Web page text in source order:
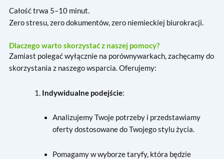
Całość trwa 5–10 minut.
Zero stresu, zero dokumentów, zero niemieckiej biurokracji.
Dlaczego warto skorzystać z naszej pomocy?
Zamiast polegać wyłącznie na porównywarkach, zachęcamy do
skorzystania z naszego wsparcia. Oferujemy:
Indywidualne podejście:
Analizujemy Twoje potrzeby i przedstawiamy
oferty dostosowane do Twojego stylu życia.
Pomagamy w wyborze taryfy, która będzie